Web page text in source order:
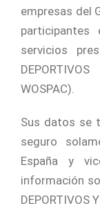
empresas del
participantes
servicios
WOSPAC).
Sus datos se
seguro
España y
información
DEPORTIVOS